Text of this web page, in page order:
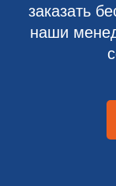
заказать
наши